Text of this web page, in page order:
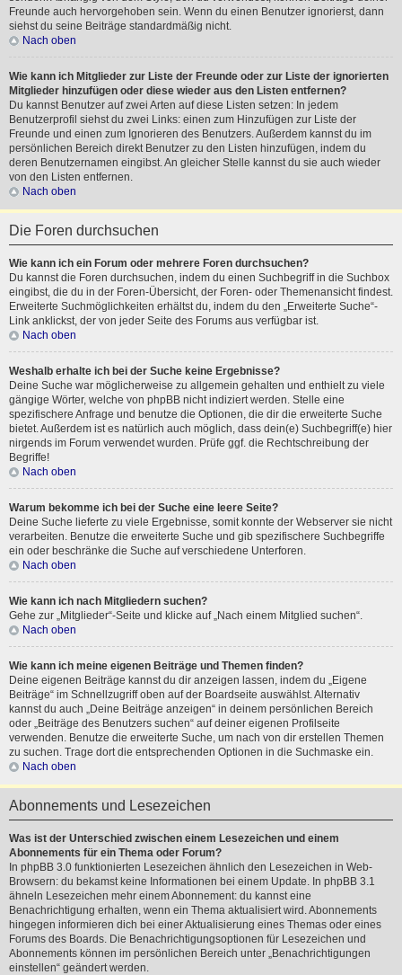
Freunde auch hervorgehoben sein. Wenn du einen Benutzer ignorierst, dann
siehst du seine Beiträge standardmäßig nicht.
Nach oben
Wie kann ich Mitglieder zur Liste der Freunde oder zur Liste der ignorierten
Mitglieder hinzufügen oder diese wieder aus den Listen entfernen?
Du kannst Benutzer auf zwei Arten auf diese Listen setzen: In jedem
Benutzerprofil siehst du zwei Links: einen zum Hinzufügen zur Liste der
Freunde und einen zum Ignorieren des Benutzers. Außerdem kannst du im
persönlichen Bereich direkt Benutzer zu den Listen hinzufügen, indem du
deren Benutzernamen eingibst. An gleicher Stelle kannst du sie auch wieder
von den Listen entfernen.
Nach oben
Die Foren durchsuchen
Wie kann ich ein Forum oder mehrere Foren durchsuchen?
Du kannst die Foren durchsuchen, indem du einen Suchbegriff in die Suchbox
eingibst, die du in der Foren-Übersicht, der Foren- oder Themenansicht findest.
Erweiterte Suchmöglichkeiten erhältst du, indem du den „Erweiterte Suche“-
Link anklickst, der von jeder Seite des Forums aus verfügbar ist.
Nach oben
Weshalb erhalte ich bei der Suche keine Ergebnisse?
Deine Suche war möglicherweise zu allgemein gehalten und enthielt zu viele
gängige Wörter, welche von phpBB nicht indiziert werden. Stelle eine
spezifischere Anfrage und benutze die Optionen, die dir die erweiterte Suche
bietet. Außerdem ist es natürlich auch möglich, dass dein(e) Suchbegriff(e) hier
nirgends im Forum verwendet wurden. Prüfe ggf. die Rechtschreibung der
Begriffe!
Nach oben
Warum bekomme ich bei der Suche eine leere Seite?
Deine Suche lieferte zu viele Ergebnisse, somit konnte der Webserver sie nicht
verarbeiten. Benutze die erweiterte Suche und gib spezifischere Suchbegriffe
ein oder beschränke die Suche auf verschiedene Unterforen.
Nach oben
Wie kann ich nach Mitgliedern suchen?
Gehe zur „Mitglieder“-Seite und klicke auf „Nach einem Mitglied suchen“.
Nach oben
Wie kann ich meine eigenen Beiträge und Themen finden?
Deine eigenen Beiträge kannst du dir anzeigen lassen, indem du „Eigene
Beiträge“ im Schnellzugriff oben auf der Boardseite auswählst. Alternativ
kannst du auch „Deine Beiträge anzeigen“ in deinem persönlichen Bereich
oder „Beiträge des Benutzers suchen“ auf deiner eigenen Profilseite
verwenden. Benutze die erweiterte Suche, um nach von dir erstellen Themen
zu suchen. Trage dort die entsprechenden Optionen in die Suchmaske ein.
Nach oben
Abonnements und Lesezeichen
Was ist der Unterschied zwischen einem Lesezeichen und einem
Abonnements für ein Thema oder Forum?
In phpBB 3.0 funktionierten Lesezeichen ähnlich den Lesezeichen in Web-
Browsern: du bekamst keine Informationen bei einem Update. In phpBB 3.1
ähneln Lesezeichen mehr einem Abonnement: du kannst eine
Benachrichtigung erhalten, wenn ein Thema aktualisiert wird. Abonnements
hingegen informieren dich bei einer Aktualisierung eines Themas oder eines
Forums des Boards. Die Benachrichtigungsoptionen für Lesezeichen und
Abonnements können im persönlichen Bereich unter „Benachrichtigungen
einstellen“ geändert werden.